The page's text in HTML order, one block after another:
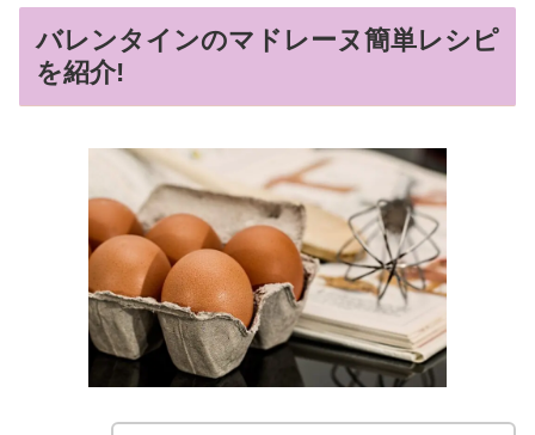
バレンタインのマドレーヌ簡単レシピ
を紹介!